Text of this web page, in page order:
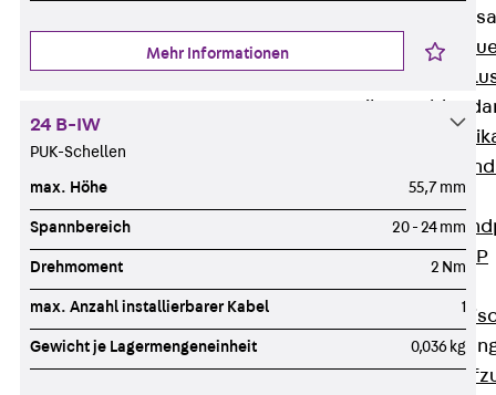
Zurück
Attika-
Windposts
Zurück
Windpost JWP
Schallisolation
Zurück
Mehr Informationen
24 B-IW
PUK-Schellen
max. Höhe 55,7 mm
Spannbereich 20 - 24 mm
Drehmoment 2 Nm
max. Anzahl installierbarer Kabel 1
Gewicht je Lagermengeneinheit 0,036 kg